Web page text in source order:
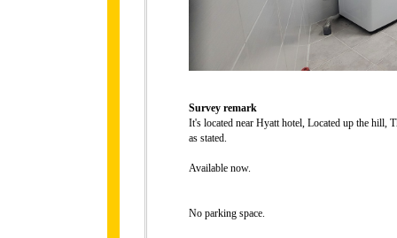
Survey remark
It's located near Hyatt hotel, Located up the hill,
as stated.
Available now.
No parking space.